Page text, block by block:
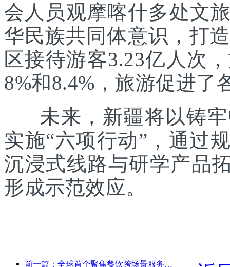
会人员观摩喀什多处文
华民族共同体意识，打
区接待游客3.23亿人次
8%和8.4%，旅游促进了
未来，新疆将以铸牢
实施“六项行动”，通过
沉浸式线路与研学产品
形成示范效应。
前一篇：全球首个聚焦餐饮跨场景服务的人形机器人发布